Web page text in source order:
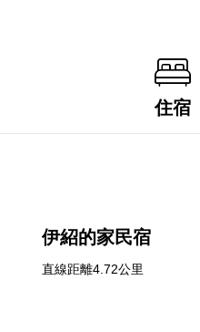
住宿
伊紹的家民宿
直線距離4.72公里